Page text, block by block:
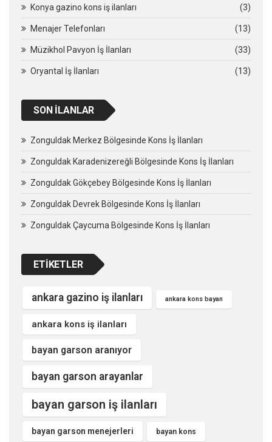
Konya gazino kons iş ilanları (3)
Menajer Telefonları (13)
Müzikhol Pavyon İş İlanları (33)
Oryantal İş İlanları (13)
SON İLANLAR
Zonguldak Merkez Bölgesinde Kons İş İlanları
Zonguldak Karadenizereğli Bölgesinde Kons İş İlanları
Zonguldak Gökçebey Bölgesinde Kons İş İlanları
Zonguldak Devrek Bölgesinde Kons İş İlanları
Zonguldak Çaycuma Bölgesinde Kons İş İlanları
ETIKETLER
ankara gazino iş ilanları ankara kons bayan
ankara kons iş ilanları
bayan garson aranıyor
bayan garson arayanlar
bayan garson iş ilanları
bayan garson menejerleri bayan kons